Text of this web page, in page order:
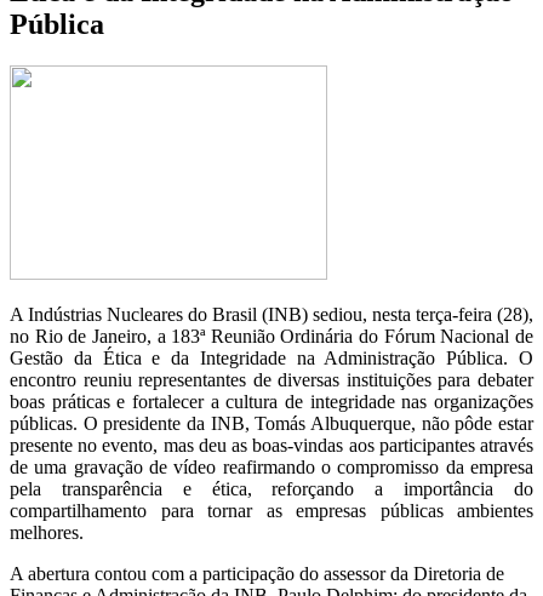
Pública
A Indústrias Nucleares do Brasil (INB) sediou, nesta terça-feira (28),
no Rio de Janeiro, a 183ª Reunião Ordinária do Fórum Nacional de
Gestão da Ética e da Integridade na Administração Pública. O
encontro reuniu representantes de diversas instituições para debater
boas práticas e fortalecer a cultura de integridade nas organizações
públicas. O presidente da INB, Tomás Albuquerque, não pôde estar
presente no evento, mas deu as boas-vindas aos participantes através
de uma gravação de vídeo reafirmando o compromisso da empresa
pela transparência e ética, reforçando a importância do
compartilhamento para tornar as empresas públicas ambientes
melhores.
A abertura contou com a participação do assessor da Diretoria de